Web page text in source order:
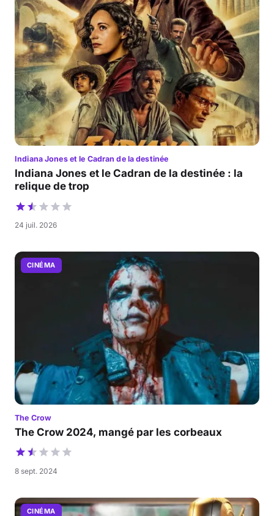
Indiana Jones et le Cadran de la destinée
Indiana Jones et le Cadran de la destinée : la
relique de trop
24 juil. 2026
CINÉMA
The Crow
The Crow 2024, mangé par les corbeaux
8 sept. 2024
CINÉMA